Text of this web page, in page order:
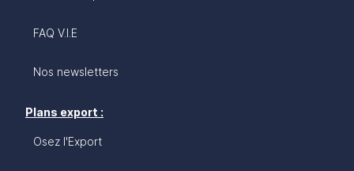
FAQ V.I.E
Nos newsletters
Plans export :
Osez l'Export